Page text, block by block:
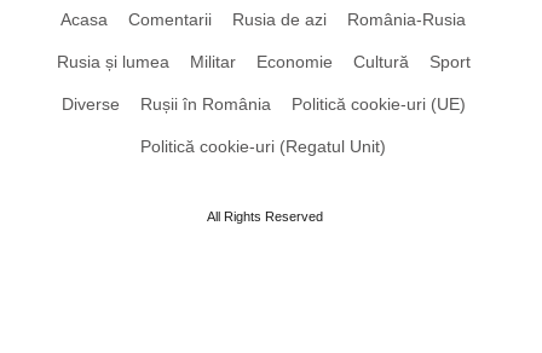
Acasa Comentarii Rusia de azi România-Rusia
Rusia și lumea Militar Economie Cultură Sport
Diverse Rușii în România Politică cookie-uri (UE)
Politică cookie-uri (Regatul Unit)
All Rights Reserved